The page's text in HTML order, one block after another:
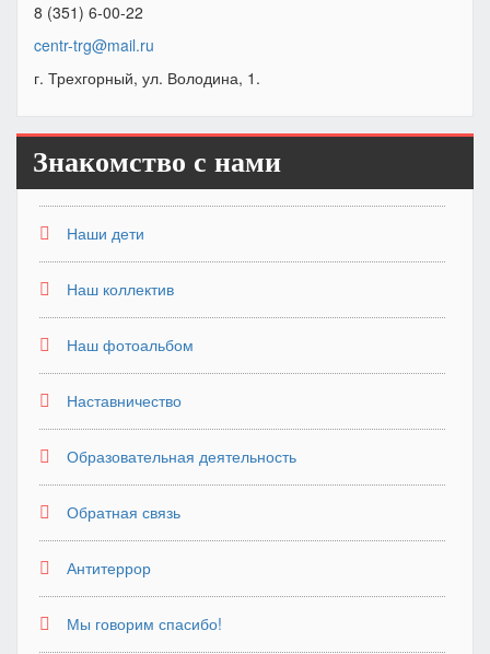
8 (351) 6-00-22
centr-trg@mail.ru
г. Трехгорный, ул. Володина, 1.
Знакомство с нами
Наши дети
Наш коллектив
Наш фотоальбом
Наставничество
Образовательная деятельность
Обратная связь
Антитеррор
Мы говорим спасибо!